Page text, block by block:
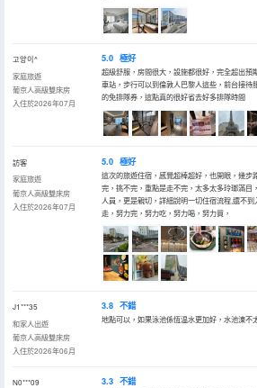
고양이^
家庭旅遊
葡京人高級雙床房
入住於2026年07月
5.0 極好
超級舒服，房間很大，設施都很好，完全超出
車站，步行可以到倫敦人巴黎人這些，前台接
的免排隊券，這點真的很好省去好多排隊時間
訪客
家庭旅遊
葡京人高級雙床房
入住於2026年07月
5.0 極好
這次的旅遊住宿，感覺超棒超好，也開眼，幾步
完，挑不完，重點是走不完，太多太多玲瑯滿
人員，更是親切，詳細說明一切住宿流程,還不
走，努力完，努力吃，努力喝，努力買，
J1***35
和家人出遊
葡京人高級雙床房
入住於2026年06月
3.8 不錯
地點可以，如果泳池係恆温水更加好，水池涷不
N0***09
3.3 不錯